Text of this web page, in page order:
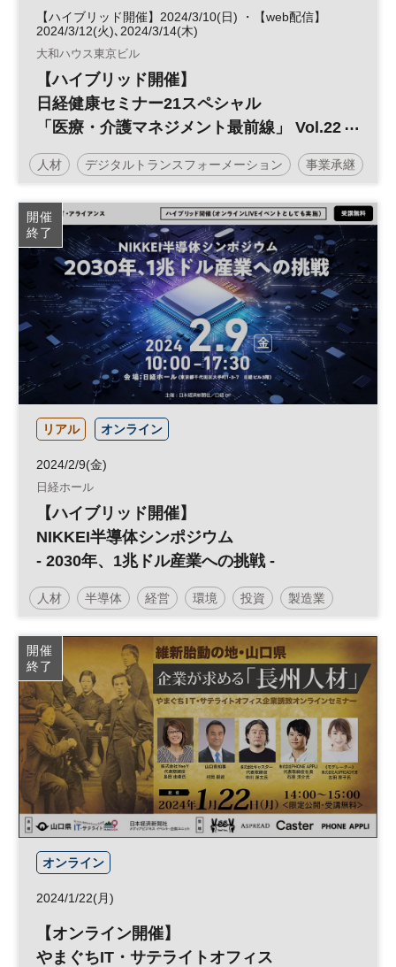
【ハイブリッド開催】2024/3/10(日) ・【web配信】
2024/3/12(火)､2024/3/14(木)
大和ハウス東京ビル
【ハイブリッド開催】
日経健康セミナー21スペシャル
「医療・介護マネジメント最前線」 Vol.22
選ばれる病院を目指して～トリプル改定と
医療現場の人的資本経営を考える～
人材 デジタルトランスフォーメーション 事業承継
健康 医療・介護マネジメント 不動産 医療
日経健康セミナー 不動産活用 介護 病院経営
診療報酬 参加無料 土日祝開催
開催
終了
リアル オンライン
2024/2/9(金)
日経ホール
【ハイブリッド開催】
NIKKEI半導体シンポジウム
- 2030年、1兆ドル産業への挑戦 -
人材 半導体 経営 環境 投資 製造業
参加無料
技術
開催
終了
オンライン
2024/1/22(月)
【オンライン開催】
やまぐちIT・サテライトオフィス